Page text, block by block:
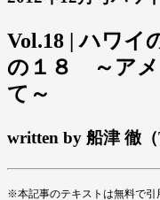
Vol.18 | ハワ
の１８ ～アメ
て～
written by 船津 徹（
※本記事のテキストは無料で引